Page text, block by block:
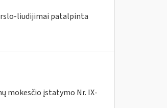
liudijimai patalpinta
mokesčio įstatymo Nr. IX-